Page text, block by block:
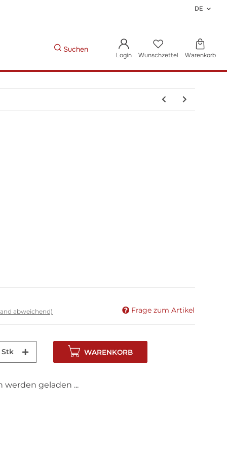
DE
Suchen
Login Wunschzettel Warenkorb
abweichend) Frage zum Artikel
Stk WARENKORB
werden geladen ...